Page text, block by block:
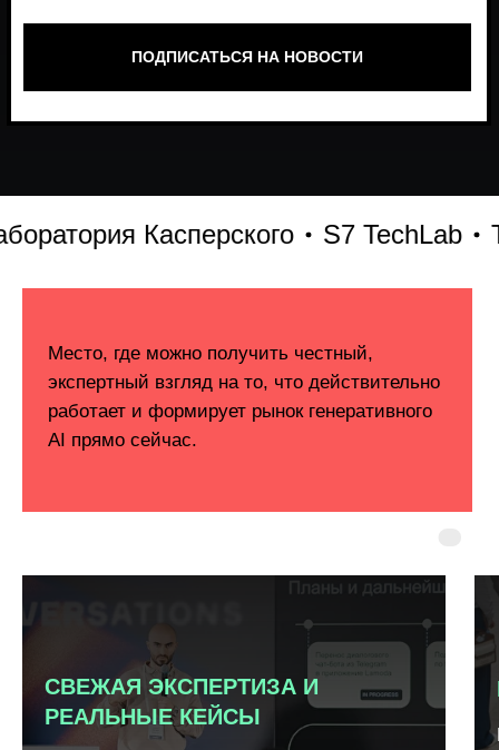
Касперского S7 TechLab Т-
работает и формирует рынок генеративного
СВЕЖАЯ ЭКСПЕРТИЗА И
РЕАЛЬНЫЕ КЕЙСЫ